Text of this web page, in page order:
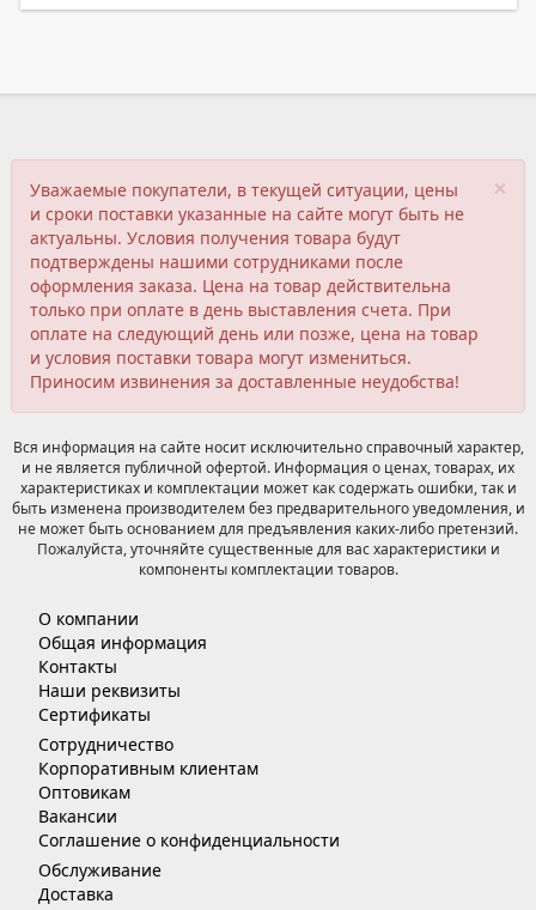
×
Уважаемые покупатели, в текущей ситуации, цены
и сроки поставки указанные на сайте могут быть не
актуальны. Условия получения товара будут
подтверждены нашими сотрудниками после
оформления заказа. Цена на товар действительна
только при оплате в день выставления счета. При
оплате на следующий день или позже, цена на товар
и условия поставки товара могут измениться.
Приносим извинения за доставленные неудобства!
Вся информация на сайте носит исключительно справочный характер,
и не является публичной офертой. Информация о ценах, товарах, их
характеристиках и комплектации может как содержать ошибки, так и
быть изменена производителем без предварительного уведомления, и
не может быть основанием для предъявления каких-либо претензий.
Пожалуйста, уточняйте существенные для вас характеристики и
компоненты комплектации товаров.
О компании
Общая информация
Контакты
Наши реквизиты
Сертификаты
Сотрудничество
Корпоративным клиентам
Оптовикам
Вакансии
Соглашение о конфиденциальности
Обслуживание
Доставка